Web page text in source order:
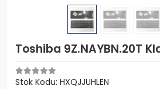
Toshiba 9Z.NAYBN.20T
Stok Kodu: HXQJJUHLEN